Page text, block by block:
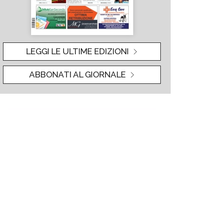
LEGGI LE ULTIME EDIZIONI
ABBONATI AL GIORNALE